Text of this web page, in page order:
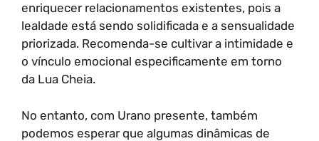
enriquecer relacionamentos existentes, pois a
lealdade está sendo solidificada e a sensualidade
priorizada. Recomenda-se cultivar a intimidade e
o vínculo emocional especificamente em torno
da Lua Cheia.
No entanto, com Urano presente, também
podemos esperar que algumas dinâmicas de